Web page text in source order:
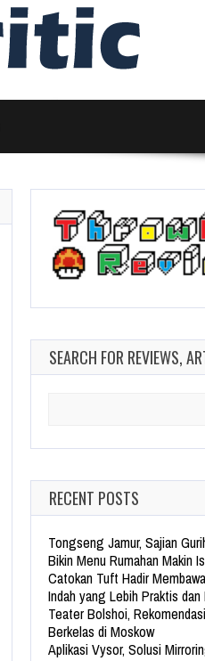
SEARCH FOR REVIEWS,
RECENT POSTS
Tongseng Jamur, Sajian
Bikin Menu Rumahan Makin
Catokan Tuft Hadir
Indah yang Lebih Praktis dan
Teater Bolshoi,
Berkelas di Moskow
Aplikasi Vysor, Solusi